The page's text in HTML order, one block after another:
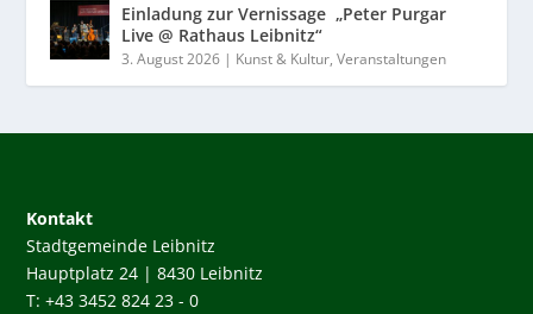
Einladung zur Vernissage „Peter Purgar
Live @ Rathaus Leibnitz“
3. August 2026 | Kunst & Kultur,Veranstaltungen
Kontakt
Stadtgemeinde Leibnitz
Hauptplatz 24 | 8430 Leibnitz
T: +43 3452 824 23 - 0